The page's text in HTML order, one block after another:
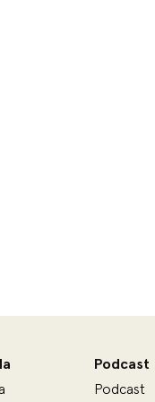
Podcast
Podcast